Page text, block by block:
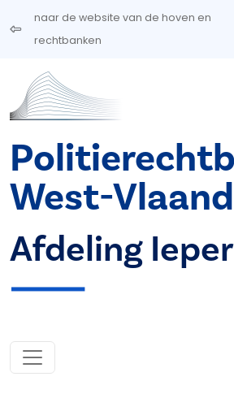
Overslaan en naar de inhoud gaan
naar de website van de hoven en
rechtbanken
West-
Afdeling Ieper